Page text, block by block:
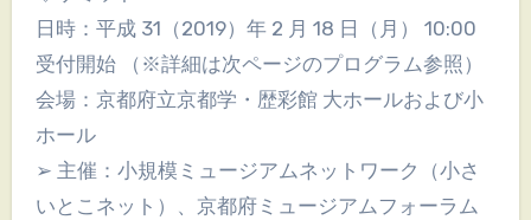
日時：平成 31（2019）年 2 月 18 日（月） 10:00
受付開始 （※詳細は次ページのプログラム参照）
会場：京都府立京都学・歴彩館 大ホールおよび小
ホール
➢ 主催：小規模ミュージアムネットワーク（小さ
いとこネット）、京都府ミュージアムフォーラム